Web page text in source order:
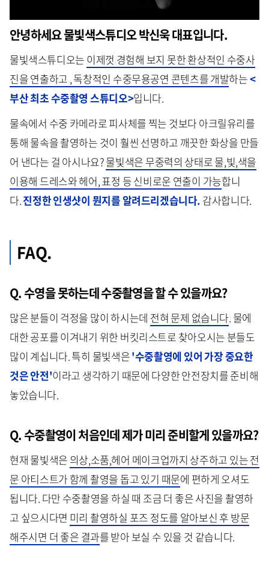
안녕하세요 물빛색스튜디오 박신욱 대표입니다.
물빛색스튜디오는 이제껏 경험해 보지 못한 환상적인 수중사
진을 연출하고 , 독창적인 수중무용공연 콘텐츠를 개발하는<
부산 최초 수중촬영 스튜디오>입니다.
물속에서 수중 카메라로 피사체를 찍는 것보다 아크릴유리를
통해 물속을 촬영하는 것이 훨씬 선명하고 깨끗한 화상을 만들
어 낸다는 걸 아시나요?물빛색은 무중력의 상태로 물,빛,색을
이용해 드레스와 헤어, 표정 등 신비로운 연출이 가능합니
다.진정한 인생샷이 뭔지를 알려드리겠습니다. 감사합니다.
FAQ.
Q. 수영을 못하는데 수중촬영을 할 수 있을까요?
많은 분들이 걱정을 많이 하시는데 전혀 문제 없습니다. 물에
대한 공포를 이겨내기 위한 버킷리스트로 찾아오시는 분들도
많이 계십니다. 특히 물빛색은'수중촬영에 있어 가장 중요한
것은 안전'이라고 생각하기 때문에 다양한 안전장치를 준비해
놓았습니다.
Q.수중촬영이 처음인데 제가 미리 준비할게 있을까요?
현재 물빛색은 의상,소품,헤어 메이크업까지 상주하고 있는 전
문 아티스트가 함께 촬영을 돕고 있기 때문에 편하게 오셔도
됩니다. 다만 수중촬영을 하실 때 조금 더 좋은 사진을 촬영하
고 싶으시다면 미리 촬영하실 포즈 정도를 알아보신 후 방문
해주시면 더 좋은 결과를 받아 보실 수 있을 것 같습니다.